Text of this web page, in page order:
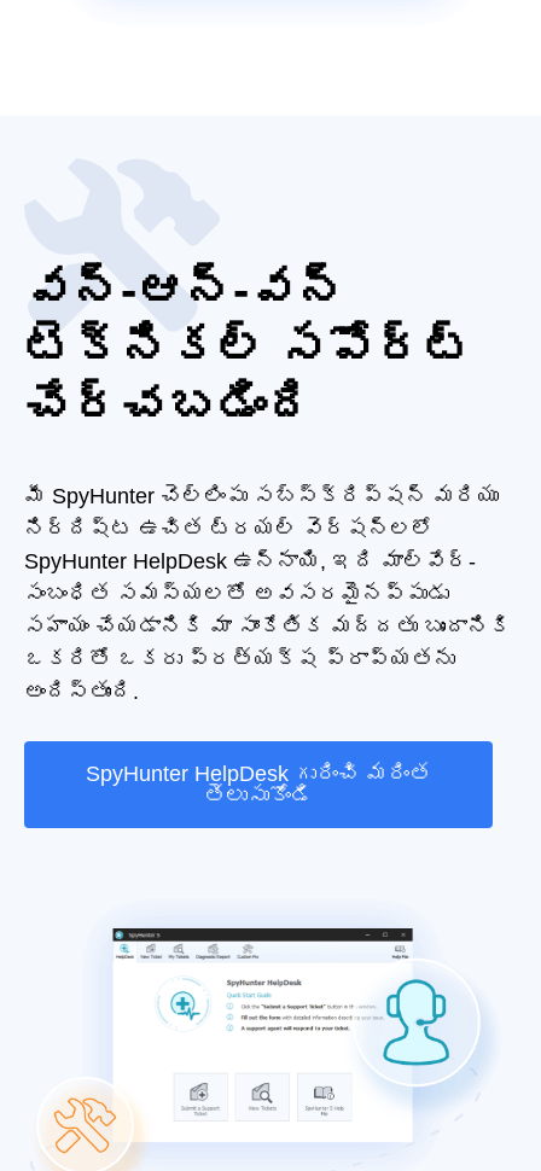
వన్-ఆన్-వన్
టెక్నికల్ సపోర్ట్
చేర్చబడింది
మీ SpyHunter చెల్లింపు సబ్‌స్క్రిప్షన్ మరియు
నిర్దిష్ట ఉచిత ట్రయల్ వెర్షన్‌లలో
SpyHunter HelpDesk ఉన్నాయి, ఇది మాల్వేర్-
సంబంధిత సమస్యలతో అవసరమైనప్పుడు
సహాయం చేయడానికి మా సాంకేతిక మద్దతు బృందానికి
ఒకరితో ఒకరు ప్రత్యక్ష ప్రాప్యతను
అందిస్తుంది.
SpyHunter HelpDesk గురించి మరింత
తెలుసుకోండి